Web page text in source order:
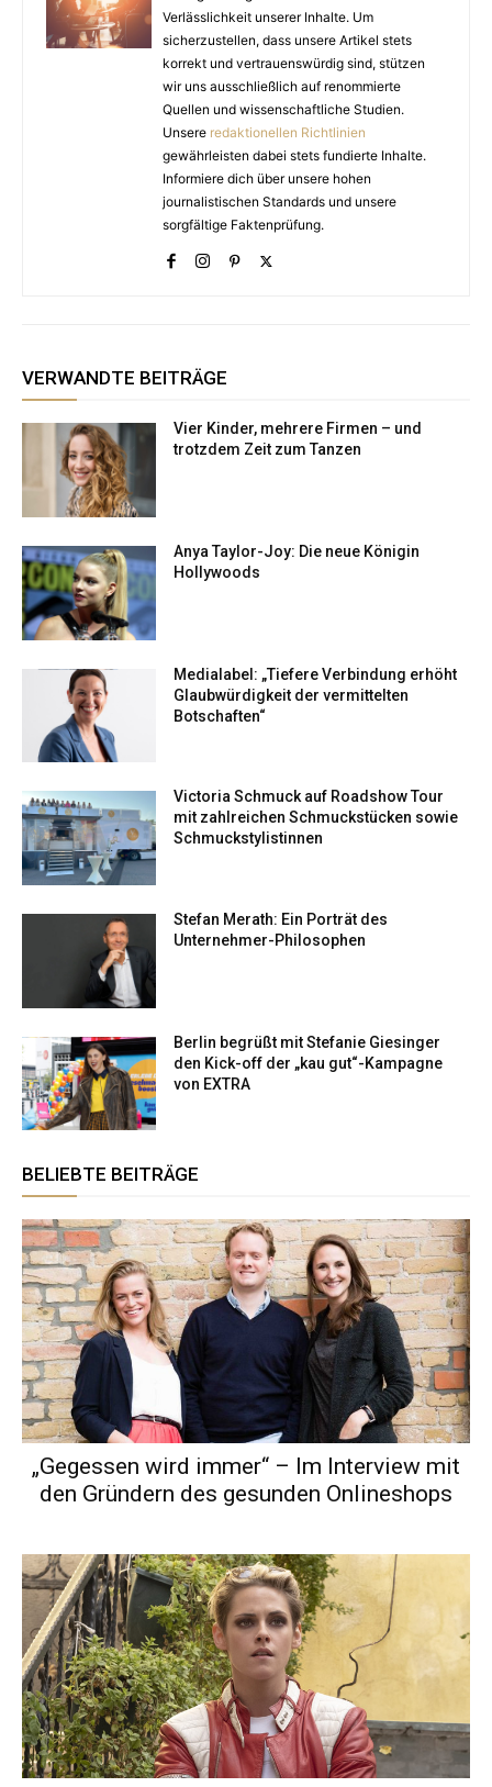
Verlässlichkeit unserer Inhalte. Um
sicherzustellen, dass unsere Artikel stets
korrekt und vertrauenswürdig sind, stützen
wir uns ausschließlich auf renommierte
Quellen und wissenschaftliche Studien.
Unsere redaktionellen Richtlinien
gewährleisten dabei stets fundierte Inhalte.
Informiere dich über unsere hohen
journalistischen Standards und unsere
sorgfältige Faktenprüfung.
VERWANDTE BEITRÄGE
Vier Kinder, mehrere Firmen – und
trotzdem Zeit zum Tanzen
Anya Taylor-Joy: Die neue Königin
Hollywoods
Medialabel: „Tiefere Verbindung erhöht
Glaubwürdigkeit der vermittelten
Botschaften“
Victoria Schmuck auf Roadshow Tour
mit zahlreichen Schmuckstücken sowie
Schmuckstylistinnen
Stefan Merath: Ein Porträt des
Unternehmer-Philosophen
Berlin begrüßt mit Stefanie Giesinger
den Kick-off der „kau gut“-Kampagne
von EXTRA
BELIEBTE BEITRÄGE
„Gegessen wird immer“ – Im Interview mit
den Gründern des gesunden Onlineshops